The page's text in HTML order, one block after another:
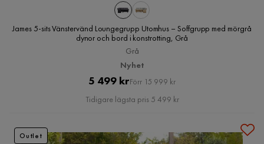
James 5-sits Vänstervänd Loungegrupp Utomhus – Soffgrupp med mörgrå
dynor och bord i konstrotting, Grå
Grå
Nyhet
Pris
5 499 krOriginal
Pris
Förr 15 999 kr
Tidigare lägsta pris 5 499 kr
Outlet